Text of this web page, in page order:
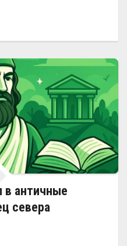
в античные
севера